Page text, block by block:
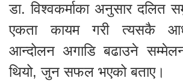
डा. विश्वकर्माका अनुसार दलित
एकता कायम गरी त्यसकै
आन्दोलन अगाडि बढाउने
थियो, जुन सफल भएको बताए।